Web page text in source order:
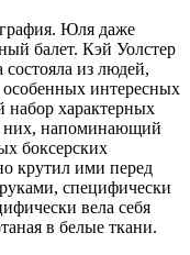
Юля даже
балет. Кэй Уолстер
состояла из людей,
интересных
характерных
них, напоминающий
боксерских
крутил ими перед
специфически
вела себя
в белые ткани.